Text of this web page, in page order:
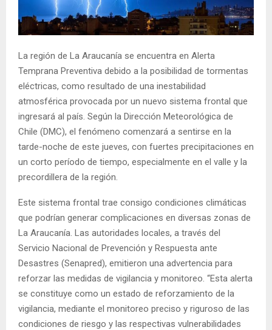
E
N
U
La región de La Araucanía se encuentra en Alerta
Temprana Preventiva debido a la posibilidad de tormentas
eléctricas, como resultado de una inestabilidad
atmosférica provocada por un nuevo sistema frontal que
ingresará al país. Según la Dirección Meteorológica de
Chile (DMC), el fenómeno comenzará a sentirse en la
tarde-noche de este jueves, con fuertes precipitaciones en
un corto período de tiempo, especialmente en el valle y la
precordillera de la región.
Este sistema frontal trae consigo condiciones climáticas
que podrían generar complicaciones en diversas zonas de
La Araucanía. Las autoridades locales, a través del
Servicio Nacional de Prevención y Respuesta ante
Desastres (Senapred), emitieron una advertencia para
reforzar las medidas de vigilancia y monitoreo. “Esta alerta
se constituye como un estado de reforzamiento de la
vigilancia, mediante el monitoreo preciso y riguroso de las
condiciones de riesgo y las respectivas vulnerabilidades